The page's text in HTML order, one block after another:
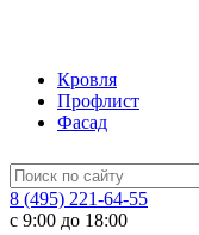
Кровля
Профлист
Фасад
8 (495) 221-64-55
с 9:00 до 18:00